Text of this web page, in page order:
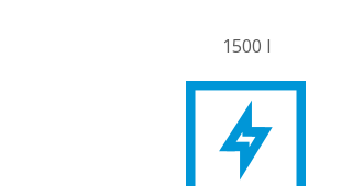
1500 l